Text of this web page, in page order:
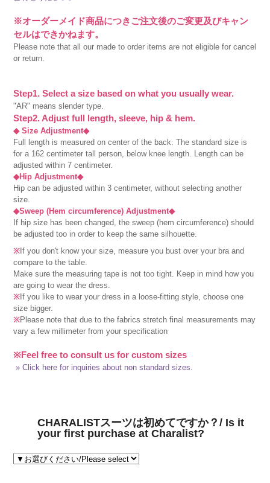
※オーダーメイド商品につきご注文後のご変更及びキャン
セルはできかねます。
Please note that all our made to order items are not eligible for cancel
or return.
Step1. Select a size based on what you usually wear.
"AR" means slender type.
Step2. Adjust full length, sleeve, hip & hem.
◆ Size Adjustment◆
Full length is measured on center of the back. The standard size is
for a 162 centimeter tall person, below knee length. Length can be
adjusted within 7 centimeter.
◆Hip Adjustment◆
Hip can be adjusted within 3 centimeter, without selecting another
size.
◆Sweep (Hem circumference) Adjustment◆
If hip size has been changed, the sweep (hem circumference) should
be adjusted too in order to keep the same silhouette.
※ If you don't know your size, measure you bust over your bra and
compare to the table.
Make sure the measuring tape is not too tight. Keep in mind how you
are going to wear the dress.
※ If you like to wear your dress in a loose-fitting style, choose one
size bigger.
※Please note that due to the fabrics stretch final measurements may
vary a few millimeter from your specification
※Feel free to consult us for custom sizes
» Click here for inquiries about non standard sizes.
CHARALISTスーツは初めてですか？/ Is it
your first purchase at Charalist?